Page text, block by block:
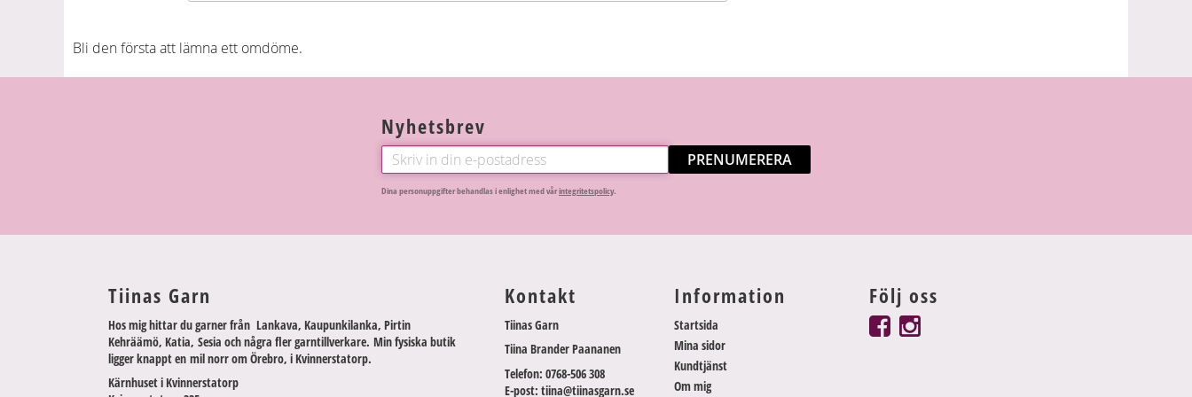
Bli den första att lämna ett omdöme.
Nyhetsbrev
PRENUMERERA
Dina personuppgifter behandlas i enlighet med vårintegritetspolicy.
Tiinas Garn
Hos mig hittar du garner från Lankava, Kaupunkilanka, Pirtin
Kehräämö, Katia, Sesia och några fler garntillverkare. Min fysiska butik
ligger knappt en mil norr om Örebro, i Kvinnerstatorp.
Kärnhuset i Kvinnerstatorp
Kontakt
Tiinas Garn
Tiina Brander Paananen
Telefon: 0768-506 308
E-post: tiina@tiinasgarn.se
Information
Startsida
Mina sidor
Kundtjänst
Om mig
Följ oss